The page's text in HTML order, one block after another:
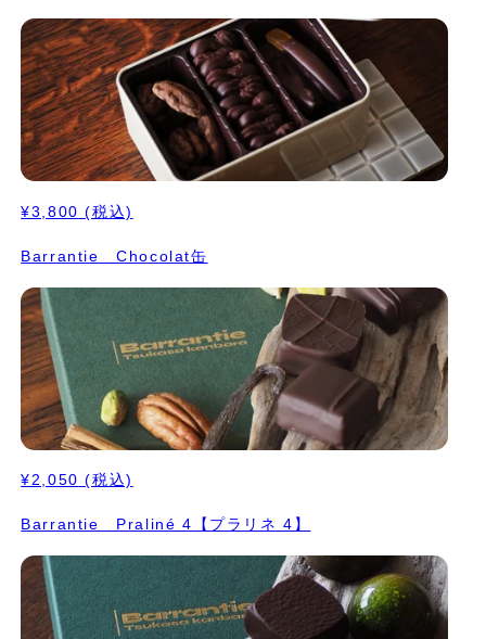
¥3,800 (税込)
Barrantie Chocolat缶
¥2,050 (税込)
Barrantie Praliné 4【プラリネ 4】